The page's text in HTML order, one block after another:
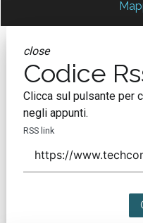
close
Codice
Clicca sul pulsante per
negli appunti.
RSS link